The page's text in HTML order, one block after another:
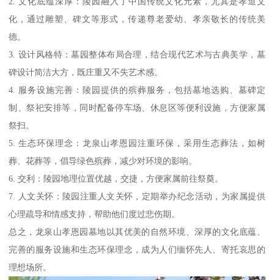
化，通过雕塑、碑文等形式，传递尊老爱幼、孝亲敬长的传统美
德。
3. 设计风格特：墓园整体布局合理，结合现代艺术与古典美学，墓
碑设计简洁大方，既庄重又不失艺术感。
4. 服务设施完善：陵园提供的殡葬服务，包括墓地选购、墓碑定
制、祭祀安排等，同时配备停车场、休息区等便利设施，方便家属
祭扫。
5. 生态环保理念：龙泉山孝恩园注重环保，采用生态葬法，如树
葬、花葬等，倡导绿色殡葬，减少对环境的影响。
6. 交利：陵园地理位置优越，交捷，方便家属前往祭奠。
7. 人文关怀：陵园注重人文关怀，定期举办纪念活动，为家属提供
心理疏导和情感支持，帮助他们度过悲伤期。
总之，龙泉山孝恩园墓地以其优美的自然环境、深厚的文化底蕴、
完善的服务设施和生态环保理念，成为人们缅怀先人、寄托哀思的
理想场所。